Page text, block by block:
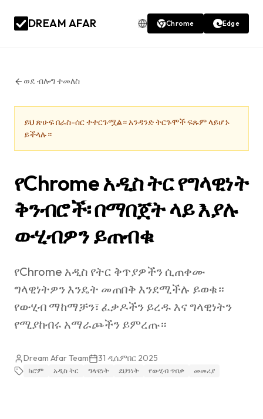
DREAM AFAR Chrome Edge
ወደ ብሎግ ተመለስ
ይህ ጽሁፍ በራስ-ሰር ተተርጉሟል። አንዳንድ ትርጉሞች ፍጹም ላይሆኑ
ይችላሉ።
የChrome አዲስ ትር የግላዊነት
ቅንብሮች፡ በማበጀት ላይ እያሉ
ውሂብዎን ይጠብቁ
የChrome አዲስ የትር ቅጥያዎችን ሲጠቀሙ
ግላዊነትዎን እንዴት መጠበቅ እንደሚችሉ ይወቁ።
የውሂብ ማከማቻን፣ ፈቃዶችን ይረዱ እና ግላዊነትን
የሚያከብሩ አማራጮችን ይምረጡ።
Dream Afar Team 31 ዲሴምበር 2025
ክሮም አዲስ ትር ግላዊነት ደህንነት የውሂብ ጥበቃ መመሪያ